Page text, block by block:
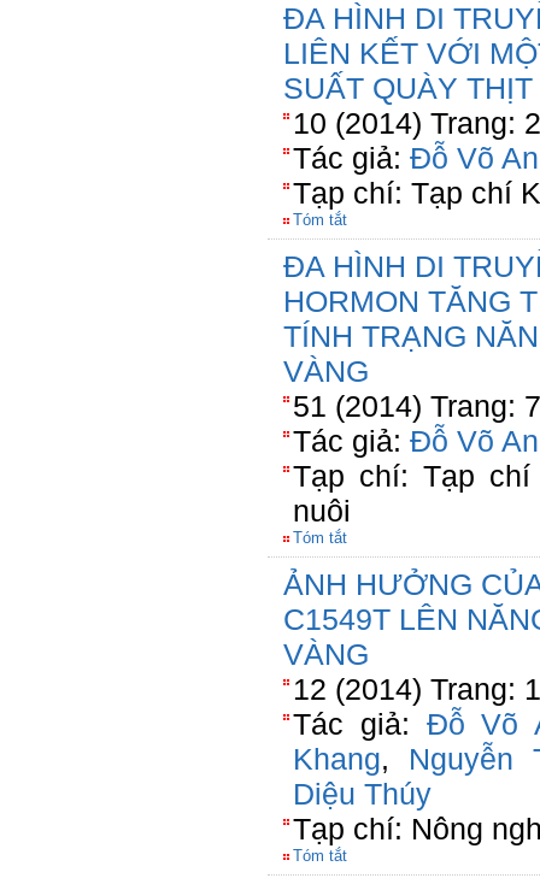
ĐA HÌNH DI
LIÊN KẾT VỚI
SUẤT QUÀY
10 (2014) Trang:
Tác giả: Đỗ Võ
Tạp chí: Tạp chí
Tóm tắt
ĐA HÌNH DI
HORMON TĂNG
TÍNH TRẠNG
VÀNG
51 (2014) Trang:
Tác giả: Đỗ Võ
Tạp chí: Tạp chí
nuôi
Tóm tắt
ẢNH HƯỞNG
C1549T LÊN
VÀNG
12 (2014) Trang:
Tác giả: Đỗ Võ
Khang, Nguyễn
Diệu Thúy
Tạp chí: Nông
Tóm tắt